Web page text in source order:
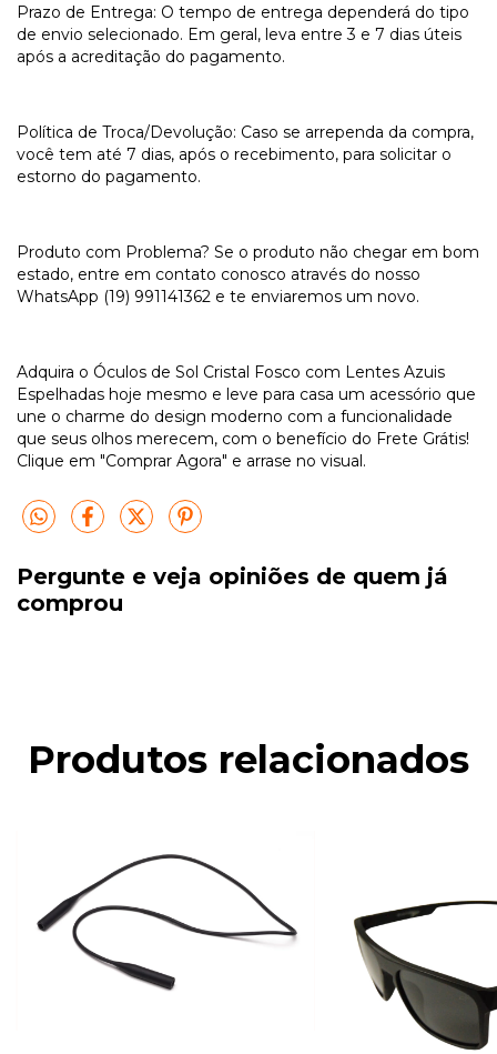
Prazo de Entrega: O tempo de entrega dependerá do tipo
de envio selecionado. Em geral, leva entre 3 e 7 dias úteis
após a acreditação do pagamento.
Política de Troca/Devolução: Caso se arrependa da compra,
você tem até 7 dias, após o recebimento, para solicitar o
estorno do pagamento.
Produto com Problema? Se o produto não chegar em bom
estado, entre em contato conosco através do nosso
WhatsApp (19) 991141362 e te enviaremos um novo.
Adquira o Óculos de Sol Cristal Fosco com Lentes Azuis
Espelhadas hoje mesmo e leve para casa um acessório que
une o charme do design moderno com a funcionalidade
que seus olhos merecem, com o benefício do Frete Grátis!
Clique em "Comprar Agora" e arrase no visual.
Pergunte e veja opiniões de quem já
comprou
Produtos relacionados